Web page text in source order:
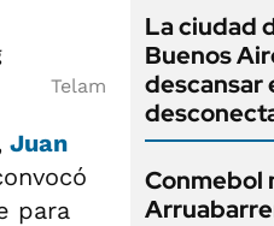
Telam
Juan
para
La ciudad
Buenos
descansar
Conmebol